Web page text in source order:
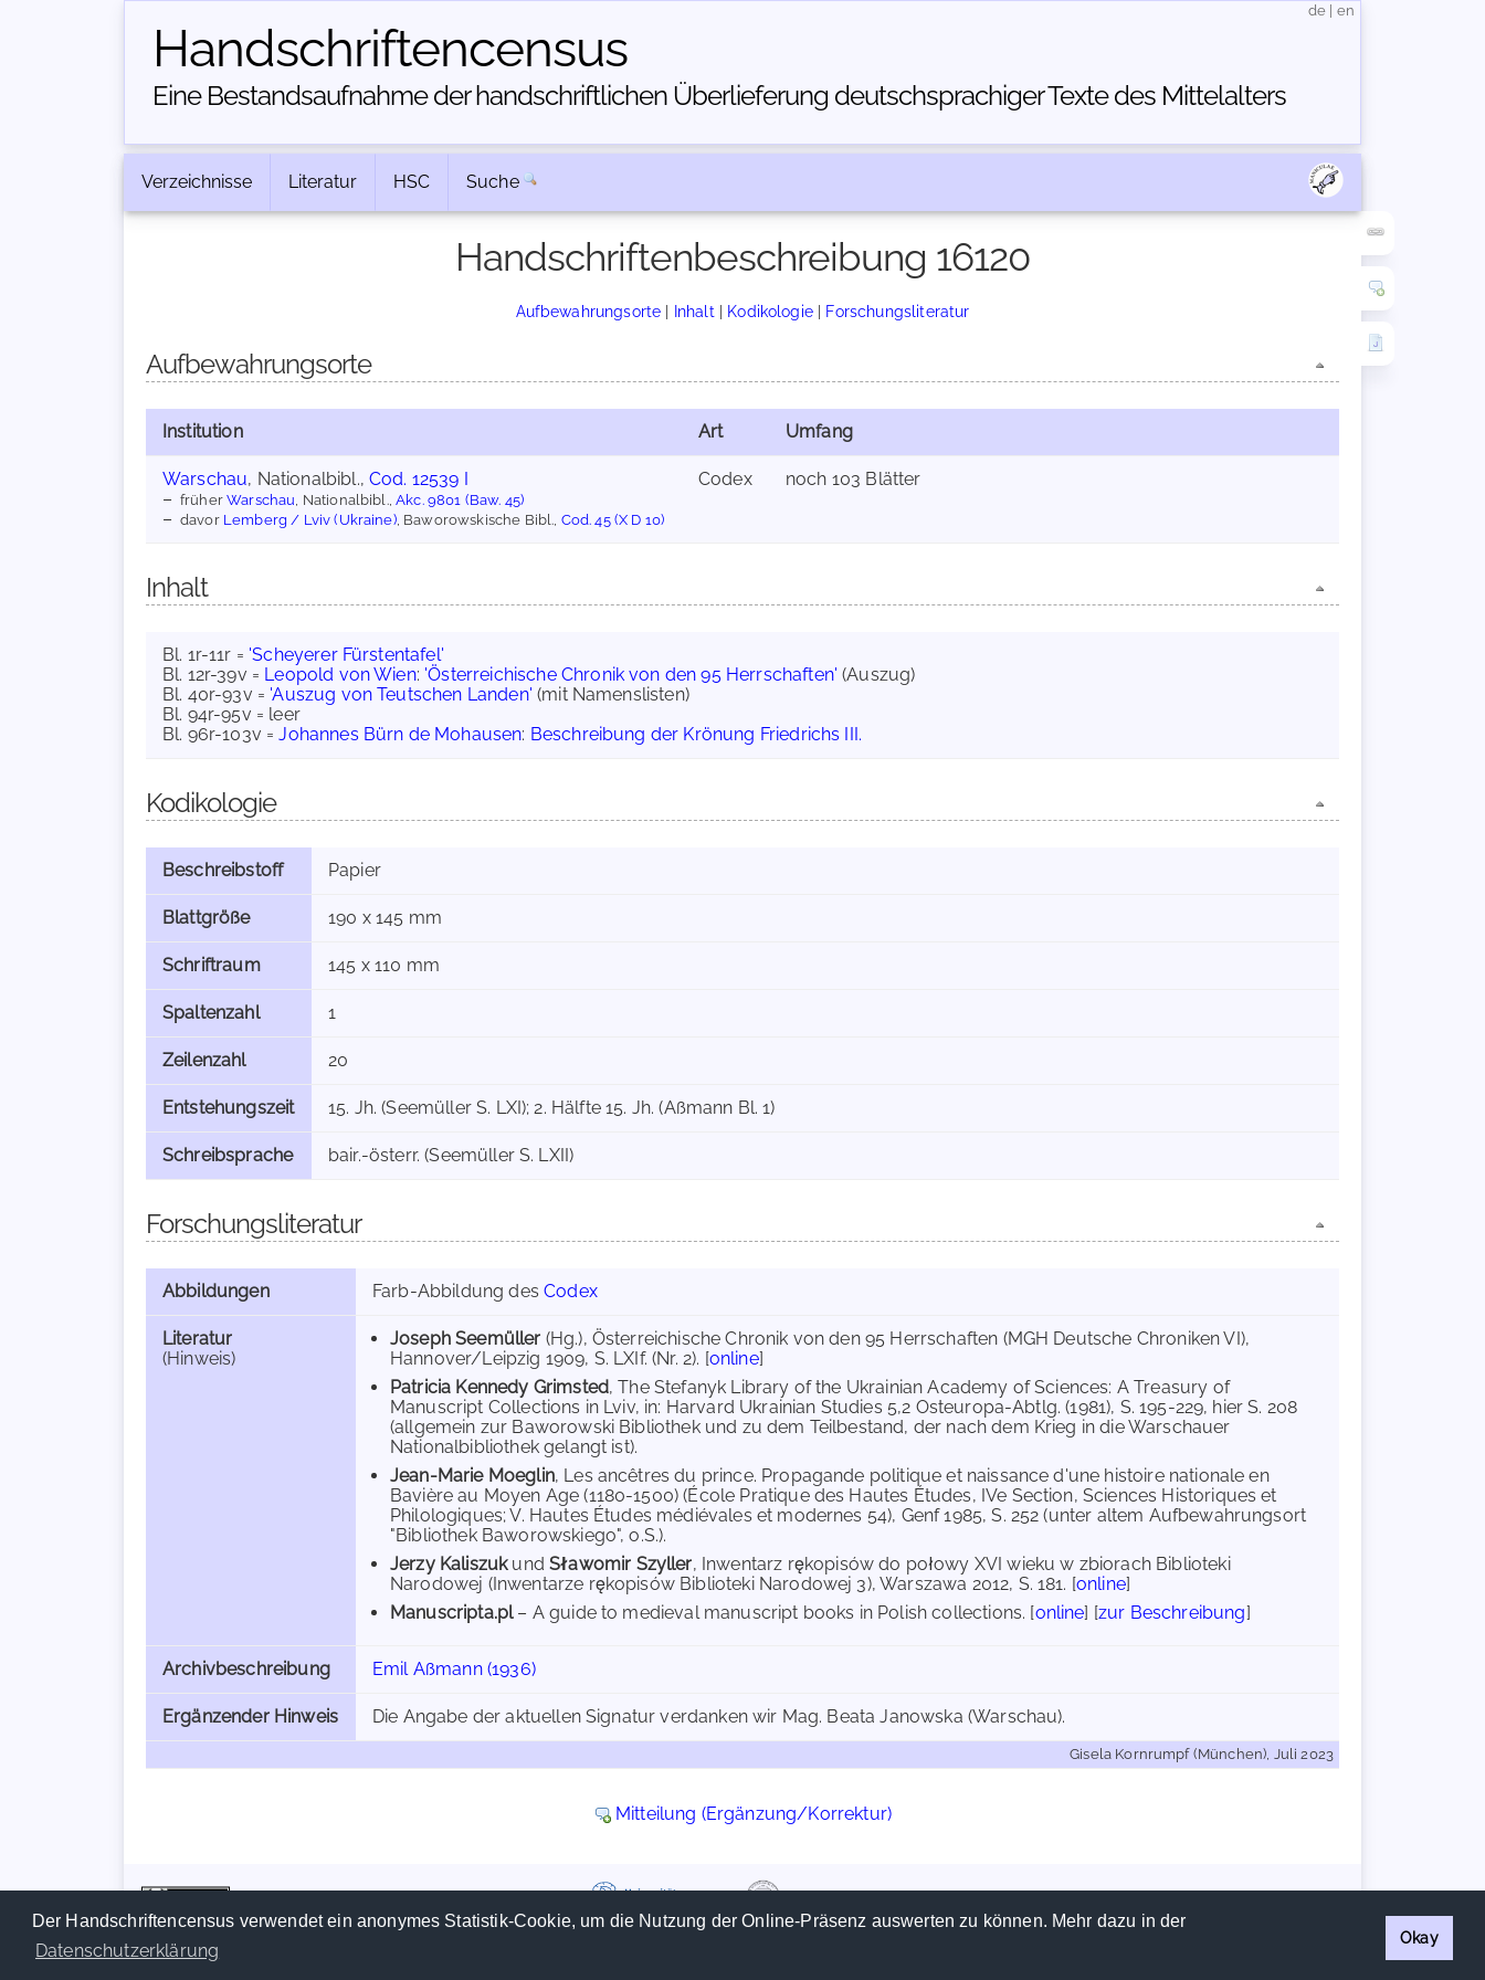
Der Handschriftencensus verwendet ein anonymes Statistik-Cookie, um die Nutzung der Online-Präsenz auswerten zu können. Mehr dazu in der
Datenschutzerklärung
Okay
Handschriften­census
Eine Bestandsaufnahme der handschriftlichen Über­lieferung deutschsprachiger Texte des Mittelalters
de en
Verzeichnisse Literatur HSC Suche
Handschriftenbeschreibung 16120
Aufbewahrungsorte | Inhalt | Kodikologie| Forschungsliteratur
Aufbewahrungsorte
Institution Art Umfang
Warschau, Nationalbibl.,Cod. 12539 I
früherWarschau , Nationalbibl.,Akc. 9801 (Baw. 45)
davor Lemberg / Lviv (Ukraine), Baworowskische Bibl., Cod. 45 (X D 10)
Codex noch 103 Blätter
Inhalt
Bl. 1r-11r = 'Scheyerer Fürstentafel'
Bl. 12r-39v = Leopold von Wien: 'Österreichische Chronik von den 95 Herrschaften' (Auszug)
Bl. 40r-93v = 'Auszug von Teutschen Landen' (mit Namenslisten)
Bl. 94r-95v = leer
Bl. 96r-103v =Johannes Bürn de Mohausen: Beschreibung der Krönung Friedrichs III.
Kodikologie
Beschreibstoff Papier
Blattgröße 190 x 145 mm
Schriftraum 145 x 110 mm
Spaltenzahl 1
Zeilenzahl 20
Entstehungszeit 15. Jh. (Seemüller S. LXI); 2. Hälfte 15. Jh. (Aßmann Bl. 1)
Schreibsprache bair.-österr. (Seemüller S. LXII)
Forschungsliteratur
Abbildungen Farb-Abbildung desCodex
Literatur
(Hinweis)
Joseph Seemüller (Hg.), Österreichische Chronik von den 95 Herrschaften (MGH Deutsche Chroniken VI),
Hannover/Leipzig 1909, S. LXIf. (Nr. 2). [online]
Patricia Kennedy Grimsted, The Stefanyk Library of the Ukrainian Academy of Sciences: A Treasury of
Manuscript Collections in Lviv, in: Harvard Ukrainian Studies 5,2 Osteuropa-Abtlg. (1981), S. 195-229, hier S. 208
(allgemein zur Baworowski Bibliothek und zu dem Teilbestand, der nach dem Krieg in die Warschauer
Nationalbibliothek gelangt ist).
Jean-Marie Moeglin, Les ancêtres du prince. Propagande politique et naissance d'une histoire nationale en
Bavière au Moyen Age (1180-1500) (École Pratique des Hautes Études, IVe Section, Sciences Historiques et
Philologiques; V. Hautes Études médiévales et modernes 54), Genf 1985, S. 252 (unter altem Aufbewahrungsort
"Bibliothek Baworowskiego", o.S.).
Jerzy KaliszukundSławomir Szyller, Inwentarz rękopisów do połowy XVI wieku w zbiorach Biblioteki
Narodowej (Inwentarze rękopisów Biblioteki Narodowej 3), Warszawa 2012, S. 181. [online]
Manuscripta.pl – A guide to medieval manuscript books in Polish collections. [online] [zur Beschreibung]
Archivbeschreibung Emil Aßmann (1936)
Ergänzender Hinweis Die Angabe der aktuellen Signatur verdanken wir Mag. Beata Janowska (Warschau).
Gisela Kornrumpf (München), Juli 2023
Mitteilung (Ergänzung/Korrektur)